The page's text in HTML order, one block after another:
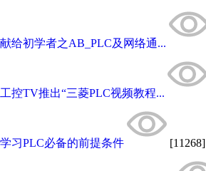
献给初学者之AB_PLC及网络通...
工控TV推出“三菱PLC视频教程...
学习PLC必备的前提条件 [11268]